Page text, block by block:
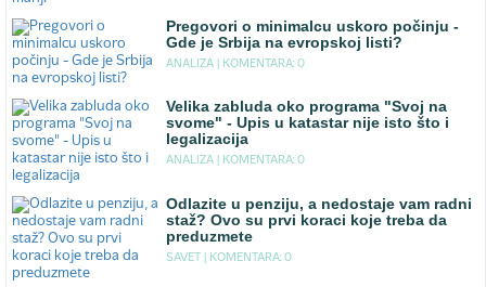
Pregovori o minimalcu uskoro počinju -
Gde je Srbija na evropskoj listi?
ANALIZA | KOMENTARA: 0
Velika zabluda oko programa "Svoj na
svome" - Upis u katastar nije isto što i
legalizacija
ANALIZA | KOMENTARA: 0
Odlazite u penziju, a nedostaje vam radni
staž? Ovo su prvi koraci koje treba da
preduzmete
SAVET | KOMENTARA: 0